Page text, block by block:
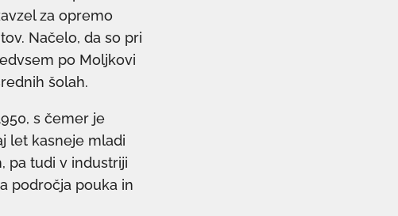
za opremo
Načelo, da so pri
po Moljkovi
šolah.
s čemer je
let kasneje mladi
pa tudi v industriji
področja pouka in